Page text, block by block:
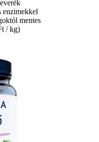
mentes
/ kg)